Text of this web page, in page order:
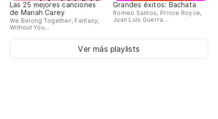
Las 25 mejores canciones
de Mariah Carey
We Belong Together, Fantasy,
Without You...
Grandes éxitos: Bachata
Romeo Santos, Prince Royce,
Juan Luis Guerra...
Ver más playlists